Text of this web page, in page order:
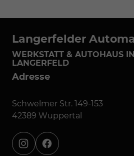
Langerfelder
WERKSTATT & AUTOHAUS
LANGERFELD
Adresse
Schwelmer Str. 149-153
42389 Wuppertal
instagramfacebook